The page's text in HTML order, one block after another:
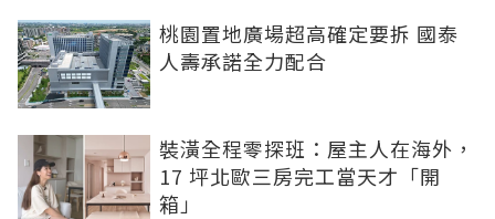
桃園置地廣場超高確定要拆 國泰
人壽承諾全力配合
裝潢全程零探班：屋主人在海外，
17 坪北歐三房完工當天才「開
箱」